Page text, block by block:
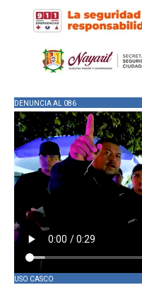
DENUNCIA AL 086
USO CASCO